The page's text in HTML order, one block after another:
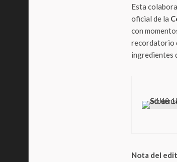
Esta
oficial de la
con
recordatorio
ingredientes
Nota del